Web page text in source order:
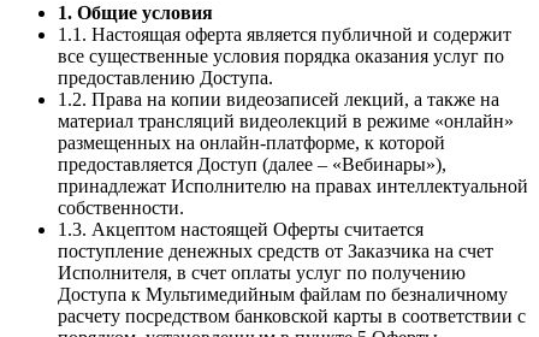
1. Общие условия
1.1. Настоящая оферта является публичной и содержит
все существенные условия порядка оказания услуг по
предоставлению Доступа.
1.2. Права на копии видеозаписей лекций, а также на
материал трансляций видеолекций в режиме «онлайн»
размещенных на онлайн-платформе, к которой
предоставляется Доступ (далее – «Вебинары»),
принадлежат Исполнителю на правах интеллектуальной
собственности.
1.3. Акцептом настоящей Оферты считается
поступление денежных средств от Заказчика на счет
Исполнителя, в счет оплаты услуг по получению
Доступа к Мультимедийным файлам по безналичному
расчету посредством банковской карты в соответствии с